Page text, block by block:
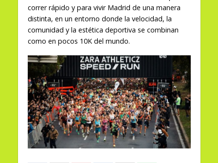
correr rápido y para vivir Madrid de una manera
distinta, en un entorno donde la velocidad, la
comunidad y la estética deportiva se combinan
como en pocos 10K del mundo.